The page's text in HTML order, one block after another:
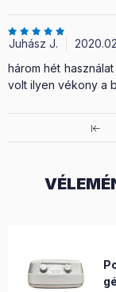
Juhász J.
három hét
volt ilyen vékony a